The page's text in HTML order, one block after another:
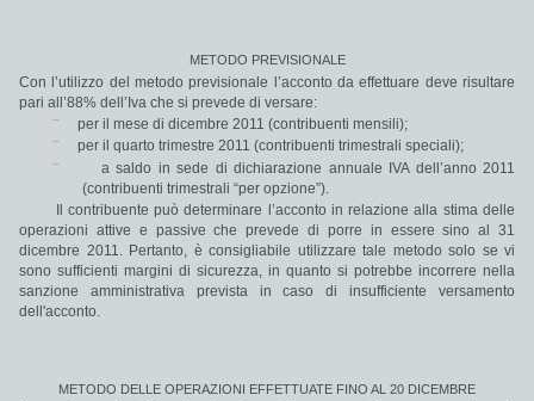
METODO PREVISIONALE
Con l’utilizzo del metodo previsionale l’acconto da effettuare deve risultare
pari all’88% dell’Iva che si prevede di versare:
¨
peril mese di dicembre 2011 (contribuenti mensili);
¨
peril quarto trimestre 2011 (contribuenti trimestrali speciali);
¨
a saldo in sede di dichiarazione annuale IVAdell’anno 2011
(contribuenti trimestrali “per opzione”).
Il contribuente può determinare l’acconto in relazione alla stima delle
operazioni attive e passive che prevede di porre in essere sino al 31
dicembre 2011. Pertanto, è consigliabile utilizzare tale metodo solo se vi
sono sufficienti margini di sicurezza, in quanto si potrebbe incorrere nella
sanzione amministrativa prevista in caso di insufficiente versamento
dell'acconto.
METODO DELLE OPERAZIONI EFFETTUATE FINO AL 20 DICEMBRE